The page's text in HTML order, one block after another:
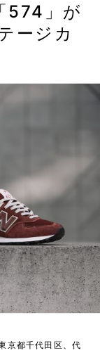
574」が
ージカ
京都千代田区、代